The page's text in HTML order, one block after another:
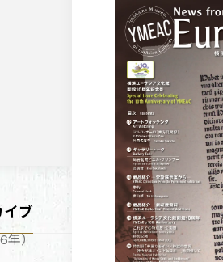
イブ
）